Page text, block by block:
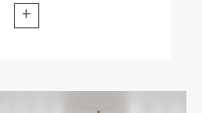
+